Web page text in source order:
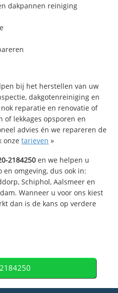
dakpannen reiniging
bij het herstellen van uw
dakgotenreiniging en
reparatie en renovatie of
of lekkages opsporen en
advies én we repareren de
onzetarieven »
2184250 en we helpen u
omgeving, dus ook in:
Schiphol, Aalsmeer en
Wanneer u voor ons kiest
dan is de kans op verdere